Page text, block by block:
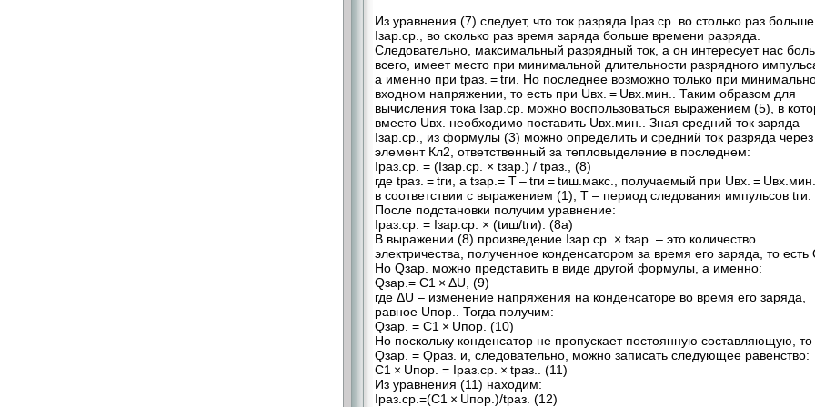
Из уравнения (7) следует, что ток разряда Iраз.ср. во столько раз больше
Iзар.ср., во сколько раз время заряда больше времени разряда.
Следовательно, максимальный разрядный ток, а он интересует нас
всего, имеет место при минимальной длительности разрядного
а именно при tраз. = tги. Но последнее возможно только при
входном напряжении, то есть при Uвх. = Uвх.мин.. Таким образом для
вычисления тока Iзар.ср. можно воспользоваться выражением (5), в
вместо Uвх. необходимо поставить Uвх.мин.. Зная средний ток заряда
Iзар.ср., из формулы (3) можно определить и средний ток разряда через
элемент Кл2, ответственный за тепловыделение в последнем:
Iраз.ср. = (Iзар.ср. × tзар.) / tраз., (8)
где tраз. = tги, а tзар.= T – tги = tиш.макс., получаемый при Uвх. = Uвх.мин.
в соответствии с выражением (1), Т – период следования импульсов tги.
После подстановки получим уравнение:
Iраз.ср. = Iзар.ср. × (tиш/tги). (8а)
В выражении (8) произведение Iзар.ср. × tзар. – это количество
электричества, полученное конденсатором за время его заряда, то есть
Но Qзар. можно представить в виде другой формулы, а именно:
Qзар.= С1 × ΔU, (9)
где ΔU – изменение напряжения на конденсаторе во время его заряда,
равное Uпор.. Тогда получим:
Qзар. = С1 × Uпор. (10)
Но поскольку конденсатор не пропускает постоян­ную составляющую, то
Qзар. = Qраз. и, следовательно, можно записать следующее равенство:
С1 × Uпор. = Iраз.ср. × tраз.. (11)
Из уравнения (11) находим:
Iраз.ср.=(С1 × Uпор.)/tраз. (12)